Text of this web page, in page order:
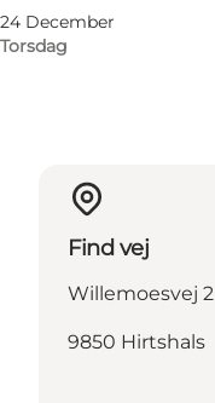
24 December
Torsdag
Find vej
Willemoesvej 2
9850 Hirtshals